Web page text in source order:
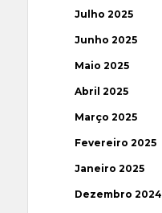
Julho 2025
Junho 2025
Maio 2025
Abril 2025
Março 2025
Fevereiro 2025
Janeiro 2025
Dezembro 2024